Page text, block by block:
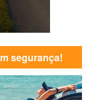
segurança!